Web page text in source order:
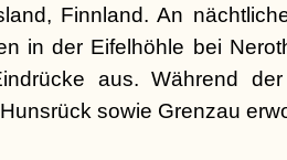
Finnland. An
in der Eifelhöhle bei
aus. Während
sowie Grenzau